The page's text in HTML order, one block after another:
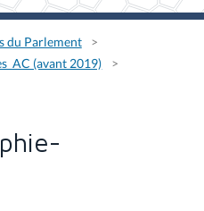
du Parlement
(avant 2019)